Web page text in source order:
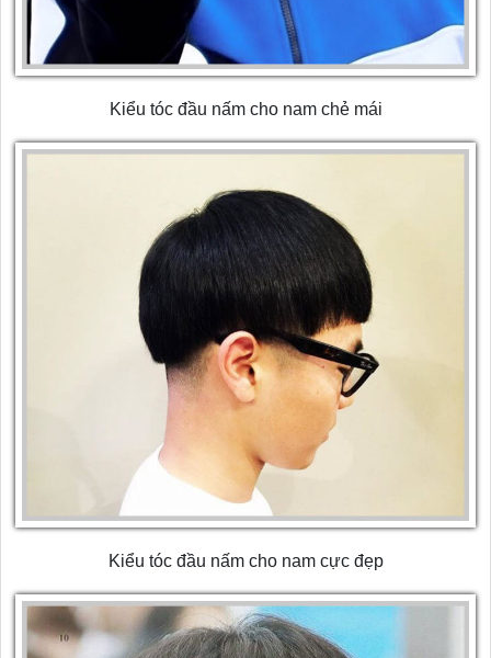
Kiểu tóc đầu nấm cho nam chẻ mái
Kiểu tóc đầu nấm cho nam cực đẹp